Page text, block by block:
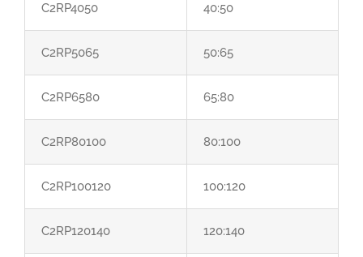
C2RP4050 40:50
C2RP5065 50:65
C2RP6580 65:80
C2RP80100 80:100
C2RP100120 100:120
C2RP120140 120:140